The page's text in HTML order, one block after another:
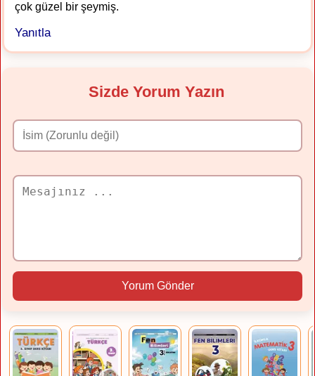
çok güzel bir şeymiş.
Yanıtla
Sizde Yorum Yazın
Yorum Gönder